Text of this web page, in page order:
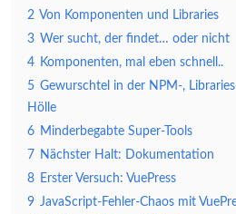
2 Von Komponenten und Libraries
3 Wer sucht, der findet… oder nicht
4 Komponenten, mal eben schnell..
5 Gewurschtel in der NPM-,
Hölle
6 Minderbegabte Super-Tools
7 Nächster Halt: Dokumentation
8 Erster Versuch: VuePress
9 JavaScript-Fehler-Chaos mit